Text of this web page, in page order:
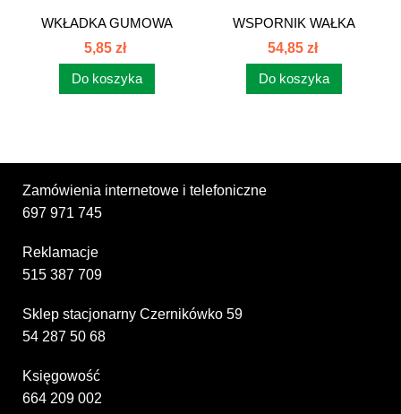
WKŁADKA GUMOWA
UKŁADU...
5,85 zł
Do koszyka
WSPORNIK WAŁKA
UKŁADU...
54,85 zł
Do koszyka
Zamówienia internetowe i telefoniczne
697 971 745
Reklamacje
515 387 709
Sklep stacjonarny Czernikówko 59
54 287 50 68
Księgowość
664 209 002